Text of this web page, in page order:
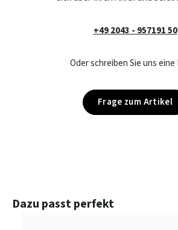
+49 2043 - 957191 50
Oder schreiben Sie uns eine
Frage zum Artikel
Produktgalerie überspringen
Dazu passt perfekt